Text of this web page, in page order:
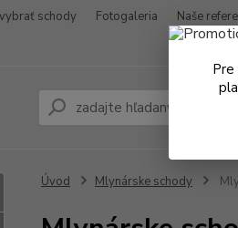
schody Fotogaleria Naše
Úvod Mlynárske schody
Pre